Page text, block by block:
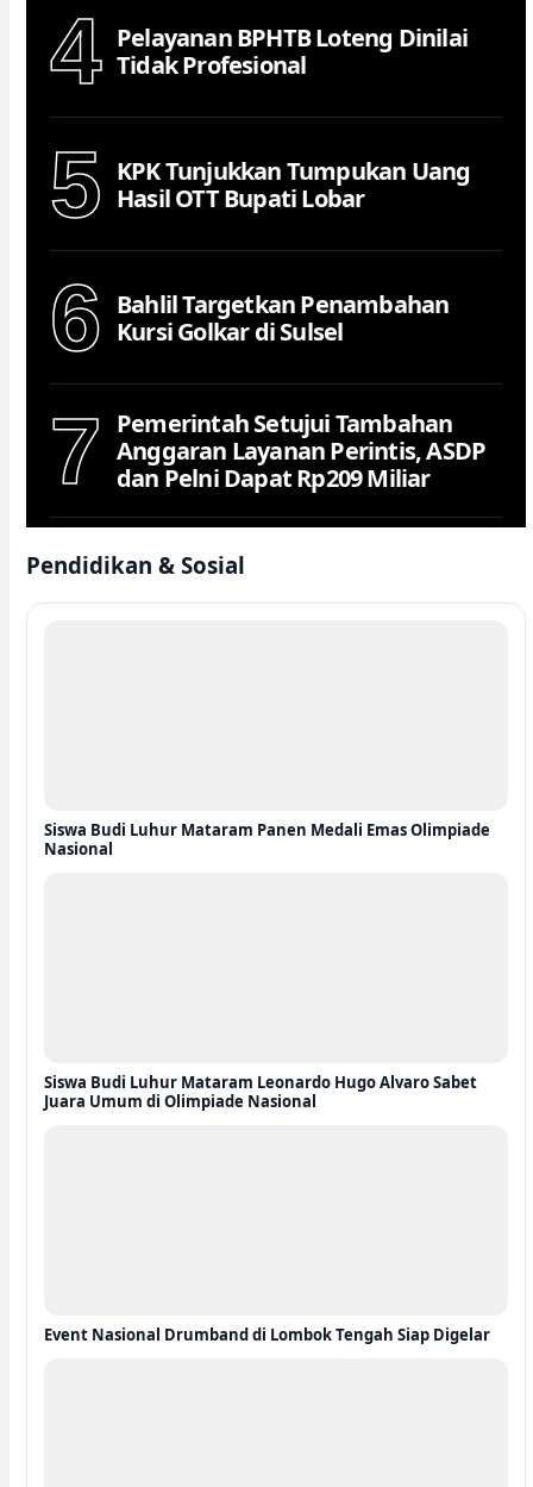
4
Pelayanan BPHTB Loteng Dinilai
Tidak Profesional
5
KPK Tunjukkan Tumpukan Uang
Hasil OTT Bupati Lobar
6
Bahlil Targetkan Penambahan
Kursi Golkar di Sulsel
7
Pemerintah Setujui Tambahan
Anggaran Layanan Perintis, ASDP
dan Pelni Dapat Rp209 Miliar
Pendidikan & Sosial
Siswa Budi Luhur Mataram Panen Medali Emas Olimpiade
Nasional
Siswa Budi Luhur Mataram Leonardo Hugo Alvaro Sabet
Juara Umum di Olimpiade Nasional
Event Nasional Drumband di Lombok Tengah Siap Digelar